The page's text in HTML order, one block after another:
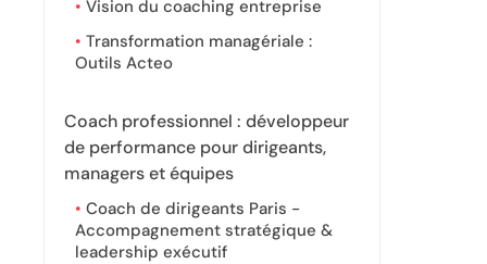
Vision du coaching entreprise
Transformation managériale :
Outils Acteo
Coach professionnel : développeur
de performance pour dirigeants,
managers et équipes
Coach de dirigeants Paris -
Accompagnement stratégique &
leadership exécutif